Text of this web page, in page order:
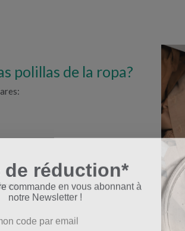
polillas de la ropa?
de réduction*
commande en vous abonnant à
notre Newsletter !